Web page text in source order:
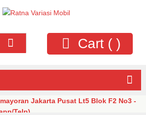
Cart ()
Jakarta Pusat Lt5 Blok F2 No3 -
Telp)